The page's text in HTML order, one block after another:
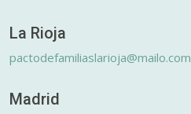
La Rioja
pactodefamiliaslarioja@mailo.com
Madrid